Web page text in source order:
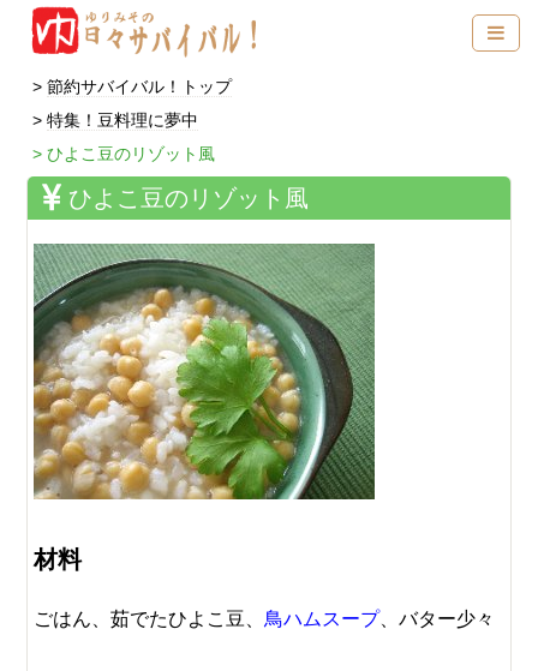
節約サバイバル！トップ
特集！豆料理に夢中
ひよこ豆のリゾット風
ひよこ豆のリゾット風
材料
ごはん、茹でたひよこ豆、 鳥ハムスープ、バター少々